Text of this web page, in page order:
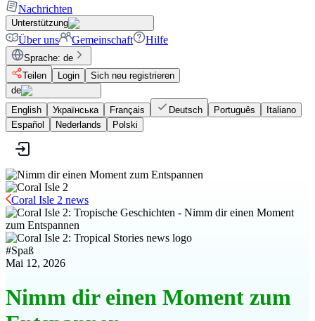
Nachrichten
Unterstützung
Über uns Gemeinschaft Hilfe
Sprache: de
Teilen
Login
Sich neu registrieren
de
English
Українська Français Deutsch Português
Italiano
Español
Nederlands Polski
Coral Isle 2 news
#Spaß
Mai 12, 2026
Nimm dir einen Moment zum